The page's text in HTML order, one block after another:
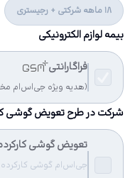
18 ماهه شرکتی + رجیستری
بیمه لوازم الکترونیکی
فراگارانتی
(هدیه ویژه جی‌اس‌ام
شرکت در طرح تعویض گوشی
تعویض گوشی
جی‌اس‌ام گوشی کارکرده